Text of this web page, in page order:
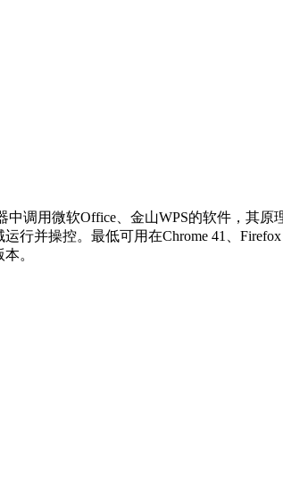
中调用微软Office、金山WPS的软件，其
并操控。最低可用在Chrome 41、Firefox
。